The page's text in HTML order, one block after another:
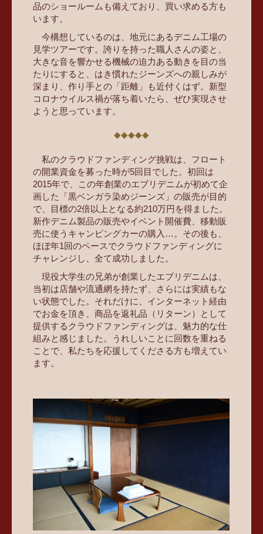
品のショールームも備えており、買い求める方も
います。
今構想しているのは、地元にあるデニム工場の
見学ツアーです。誇りを持った職人さんの姿と、
大きな音を響かせる機械の迫力ある動きを目の当
たりにすると、はき慣れたジーンズへの親しみが
深まり、作り手との「距離」も近付くはず。新型
コロナウイルス禍が落ち着いたら、ぜひ実現させ
ようと思っています。
私のクラウドファンディング挑戦は、フロート
の開業資金を募った時が5回目でした。初回は
2015年で、この年創業のエブリデニムが初めて企
画した「黒ベンガラ染めジーンズ」の販売が目的
で、目標の2倍以上となる約210万円を得ました。
新作デニム製品の販売やイベント開催費、移動販
売に使うキャンピングカーの購入…。その後も、
ほぼ年1回のペースでクラウドファンディングに
チャレンジし、全て成功しました。
現役大学生の兄弟が創業したエブリデニムは、
当初は店舗や流通網を持たず、さらには実績もな
い状態でした。それだけに、インターネット経由
でお金を頂き、商品を返礼品（リターン）として
提供するクラウドファンディングは、魅力的な仕
組みと感じました。うれしいことに回数を重ねる
ことで、私たちを応援してくださる方も増えてい
ます。